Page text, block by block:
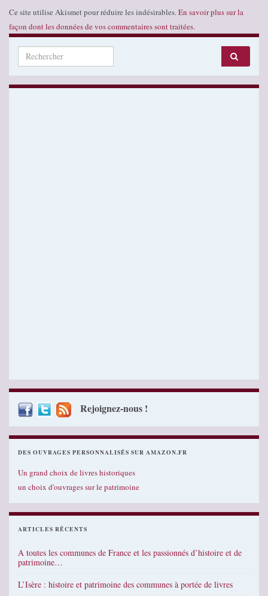
Ce site utilise Akismet pour réduire les indésirables. En savoir plus sur la
façon dont les données de vos commentaires sont traitées.
Search for:
Rejoignez-nous !
DES OUVRAGES PERSONNALISÉS SUR AMAZON.FR
Un grand choix de livres historiques
un choix d'ouvrages sur le patrimoine
ARTICLES RÉCENTS
A toutes les communes de France et les passionnés d’histoire et de
patrimoine…
L’Isère : histoire et patrimoine des communes à portée de livres